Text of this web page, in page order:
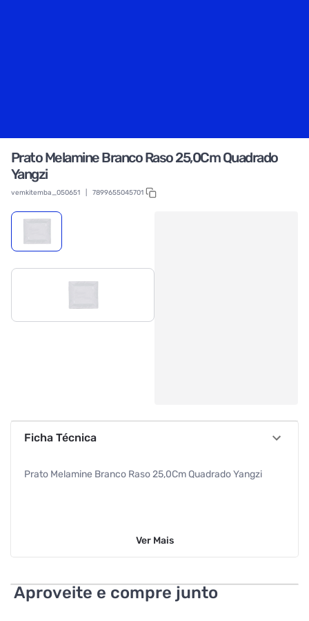
Prato Melamine Branco Raso 25,0Cm Quadrado
Yangzi
vemkitemba_050651 7899655045701
Ficha Técnica
Prato Melamine Branco Raso 25,0Cm Quadrado Yangzi
Ver Mais
Aproveite e compre junto